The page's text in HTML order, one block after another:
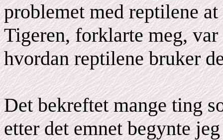
problemet med reptilene
Tigeren, forklarte meg,
hvordan reptilene bruker
Det bekreftet mange ting
etter det emnet begynte